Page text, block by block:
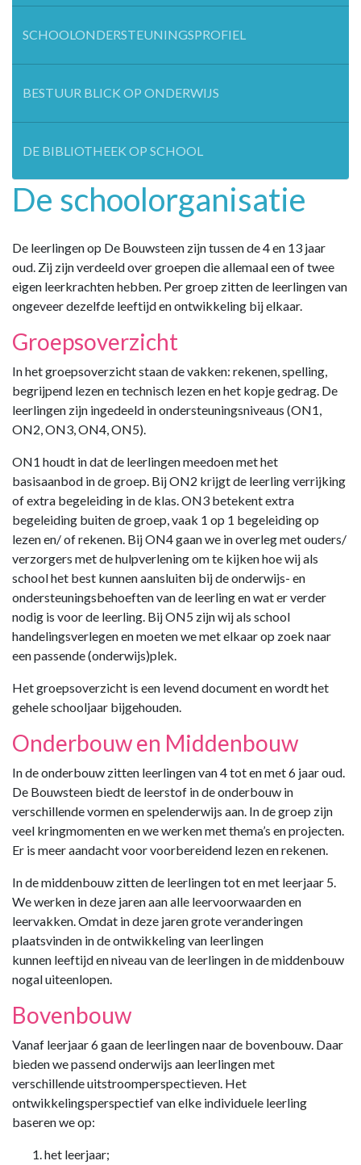
SCHOOLONDERSTEUNINGSPROFIEL
BESTUUR BLICK OP ONDERWIJS
DE BIBLIOTHEEK OP SCHOOL
De schoolorganisatie
De leerlingen op De Bouwsteen zijn tussen de 4 en 13 jaar
oud. Zij zijn verdeeld over groepen die allemaal een of twee
eigen leerkrachten hebben. Per groep zitten de leerlingen van
ongeveer dezelfde leeftijd en ontwikkeling bij elkaar.
Groepsoverzicht
In het groepsoverzicht staan de vakken: rekenen, spelling,
begrijpend lezen en technisch lezen en het kopje gedrag. De
leerlingen zijn ingedeeld in ondersteuningsniveaus (ON1,
ON2, ON3, ON4, ON5).
ON1 houdt in dat de leerlingen meedoen met het
basisaanbod in de groep. Bij ON2 krijgt de leerling verrijking
of extra begeleiding in de klas. ON3 betekent extra
begeleiding buiten de groep, vaak 1 op 1 begeleiding op
lezen en/ of rekenen. Bij ON4 gaan we in overleg met ouders/
verzorgers met de hulpverlening om te kijken hoe wij als
school het best kunnen aansluiten bij de onderwijs- en
ondersteuningsbehoeften van de leerling en wat er verder
nodig is voor de leerling. Bij ON5 zijn wij als school
handelingsverlegen en moeten we met elkaar op zoek naar
een passende (onderwijs)plek.
Het groepsoverzicht is een levend document en wordt het
gehele schooljaar bijgehouden.
Onderbouw en Middenbouw
In de onderbouw zitten leerlingen van 4 tot en met 6 jaar oud.
De Bouwsteen biedt de leerstof in de onderbouw in
verschillende vormen en spelenderwijs aan. In de groep zijn
veel kringmomenten en we werken met thema’s en projecten.
Er is meer aandacht voor voorbereidend lezen en rekenen.
In de middenbouw zitten de leerlingen tot en met leerjaar 5.
We werken in deze jaren aan alle leervoorwaarden en
leervakken. Omdat in deze jaren grote veranderingen
plaatsvinden in de ontwikkeling van leerlingen
kunnen leeftijd en niveau van de leerlingen in de middenbouw
nogal uiteenlopen.
Bovenbouw
Vanaf leerjaar 6 gaan de leerlingen naar de bovenbouw. Daar
bieden we passend onderwijs aan leerlingen met
verschillende uitstroomperspectieven. Het
ontwikkelingsperspectief van elke individuele leerling
baseren we op:
het leerjaar;